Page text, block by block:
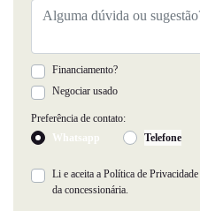
Financiamento?
Negociar usado
Preferência de contato:
Whatsapp
Telefone
Li e aceita a Política de Privacidade
da concessionária.